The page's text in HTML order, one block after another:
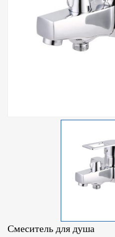
Смеситель для душа